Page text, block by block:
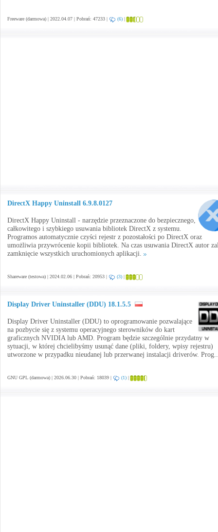
Freeware (darmowa) | 2022.04.07 | Pobrań: 47233 | (6) |
DirectX Happy Uninstall 6.9.8.0127
DirectX Happy Uninstall - narzędzie przeznaczone do bezpiecznego,
całkowitego i szybkiego usuwania bibliotek DirectX z systemu.
Programos automatycznie czyści rejestr z pozostałości po DirectX oraz
umożliwia przywrócenie kopii bibliotek. Na czas usuwania DirectX autor
zamknięcie wszystkich uruchomionych aplikacji.
Shareware (testowa) | 2024.02.06 | Pobrań: 20953 | (3) |
Display Driver Uninstaller (DDU) 18.1.5.5
Display Driver Uninstaller (DDU) to oprogramowanie pozwalające
na pozbycie się z systemu operacyjnego sterowników do kart
graficznych NVIDIA lub AMD. Program będzie szczególnie przydatny w
sytuacji, w której chcielibyśmy usunąć dane (pliki, foldery, wpisy rejestru)
utworzone w przypadku nieudanej lub przerwanej instalacji driverów.
GNU GPL (darmowa) | 2026.06.30 | Pobrań: 18039 | (1) |